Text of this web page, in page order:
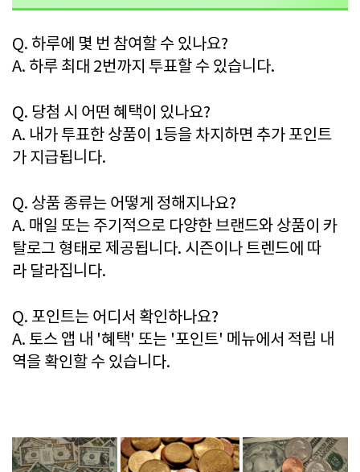
Q. 하루에 몇 번 참여할 수 있나요?
A. 하루 최대 2번까지 투표할 수 있습니다.
Q. 당첨 시 어떤 혜택이 있나요?
A. 내가 투표한 상품이 1등을 차지하면 추가 포인트
가 지급됩니다.
Q. 상품 종류는 어떻게 정해지나요?
A. 매일 또는 주기적으로 다양한 브랜드와 상품이 카
탈로그 형태로 제공됩니다. 시즌이나 트렌드에 따
라 달라집니다.
Q. 포인트는 어디서 확인하나요?
A. 토스 앱 내 '혜택' 또는 '포인트' 메뉴에서 적립 내
역을 확인할 수 있습니다.